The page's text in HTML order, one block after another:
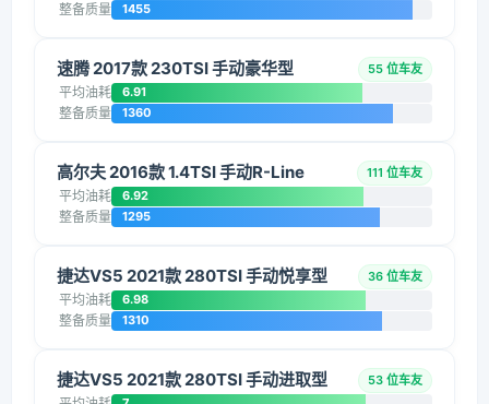
整备质量 1455
速腾 2017款 230TSI 手动豪华型 55 位车友
平均油耗 6.91
整备质量 1360
高尔夫 2016款 1.4TSI 手动R-Line 111 位车友
平均油耗 6.92
整备质量 1295
捷达VS5 2021款 280TSI 手动悦享型 36 位车友
平均油耗 6.98
整备质量 1310
捷达VS5 2021款 280TSI 手动进取型 53 位车友